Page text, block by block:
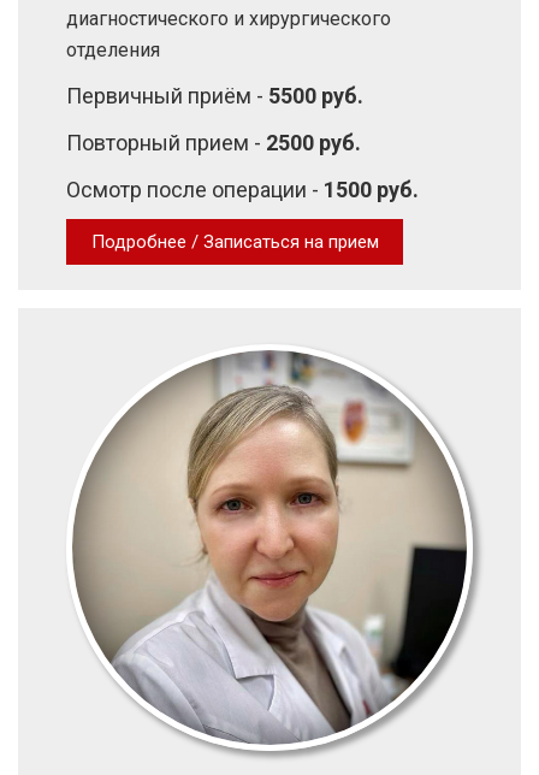
диагностического и хирургического
отделения
Первичный приём - 5500 руб.
Повторный прием - 2500 руб.
Осмотр после операции - 1500 руб.
Подробнее / Записаться на прием